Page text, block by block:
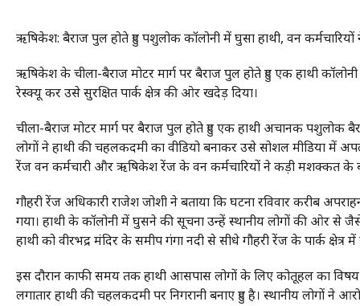
ऋषिकेश: बैराज पुल होते हुए पशुलोक कॉलोनी में घुसा हाथी, वन
ऋषिकेश के चीला-बैराज मोटर मार्ग पर बैराज पुल होते हुए एक हाथी
रेस्क्यू कर उसे सुरक्षित पार्क क्षेत्र की ओर खदेड़ दिया।
चीला-बैराज मोटर मार्ग पर बैराज पुल होते हुए एक हाथी अचानक
लोगों ने हाथी की चहलकदमी का वीडियो बनाकर उसे सोशल मीडिया में
रेंज वन कर्मचारी और ऋषिकेश रेंज के वन कर्मचारियों ने कड़ी मशक्कत के
गौहरी रेंज अधिकारी राजेश जोशी ने बताया कि घटना रविवार करीब
गया। हाथी के कॉलोनी में घुसने की सूचना उन्हें स्थानीय लोगों की ओर से
हाथी को वीरभद्र मंदिर के समीप गंगा नदी से सीधे गौहरी रेंज के पार्क क्षेत्र
इस दौरान काफी समय तक हाथी आसपास लोगों के लिए कोतूहल का विषय
लगातार हाथी की चहलकदमी पर निगरानी बनाए हुए है। स्थानीय लोगों ने